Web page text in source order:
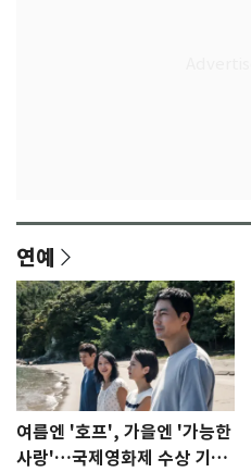
연예
여름엔 '호프', 가을엔 '가능한
사랑'…국제영화제 수상 기대